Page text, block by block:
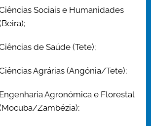
Sociais e Humanidades
de Saúde (Tete);
Agrárias (Angónia/Tete);
Engenharia Agronómica e Florestal
Zambézia);